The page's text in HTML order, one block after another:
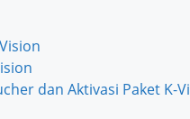
dan Aktivasi Paket K-